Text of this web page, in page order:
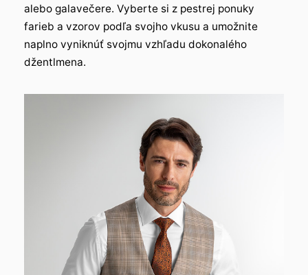
alebo galavečere. Vyberte si z pestrej ponuky
farieb a vzorov podľa svojho vkusu a umožnite
naplno vyniknúť svojmu vzhľadu dokonalého
džentlmena.